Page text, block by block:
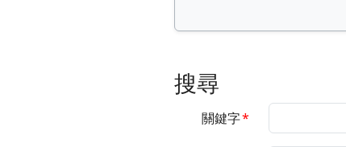
搜尋
關鍵字*必填